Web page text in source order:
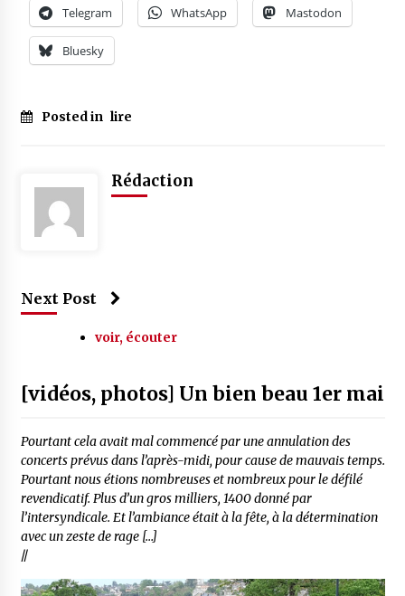
Telegram WhatsApp Mastodon
Bluesky
Posted in lire
Rédaction
Next Post
voir, écouter
[vidéos, photos] Un bien beau 1er mai
Pourtant cela avait mal commencé par une annulation des
concerts prévus dans l’après-midi, pour cause de mauvais temps.
Pourtant nous étions nombreuses et nombreux pour le défilé
revendicatif. Plus d’un gros milliers, 1400 donné par
l’intersyndicale. Et l’ambiance était à la fête, à la détermination
avec un zeste de rage […]
//